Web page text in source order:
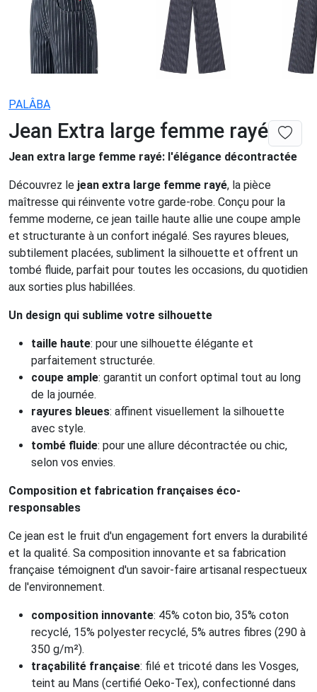
PALÂBA
Jean Extra large femme rayé
Jean extra large femme rayé: l'élégance décontractée
Découvrez le jean extra large femme rayé, la pièce
maîtresse qui réinvente votre garde-robe. Conçu pour la
femme moderne, ce jean taille haute allie une coupe ample
et structurante à un confort inégalé. Ses rayures bleues,
subtilement placées, subliment la silhouette et offrent un
tombé fluide, parfait pour toutes les occasions, du quotidien
aux sorties plus habillées.
Un design qui sublime votre silhouette
taille haute: pour une silhouette élégante et
parfaitement structurée.
coupe ample: garantit un confort optimal tout au long
de la journée.
rayures bleues: affinent visuellement la silhouette
avec style.
tombé fluide: pour une allure décontractée ou chic,
selon vos envies.
Composition et fabrication françaises éco-
responsables
Ce jean est le fruit d'un engagement fort envers la durabilité
et la qualité. Sa composition innovante et sa fabrication
française témoignent d'un savoir-faire artisanal respectueux
de l'environnement.
composition innovante: 45% coton bio, 35% coton
recyclé, 15% polyester recyclé, 5% autres fibres (290 à
350 g/m²).
traçabilité française: filé et tricoté dans les Vosges,
teint au Mans (certifié Oeko-Tex), confectionné dans